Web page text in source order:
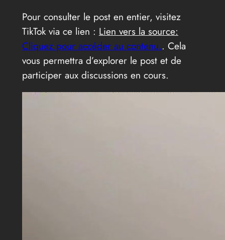
Pour consulter le post en entier, visitez
TikTok via ce lien : Lien vers la source:
Cliquez pour accéder au contenu.. Cela
vous permettra d’explorer le post et de
participer aux discussions en cours.